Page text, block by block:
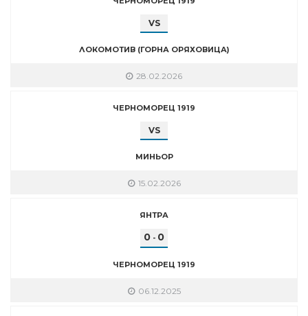
VS
ЛОКОМОТИВ (ГОРНА ОРЯХОВИЦА)
28.02.2026
ЧЕРНОМОРЕЦ 1919
VS
МИНЬОР
15.02.2026
ЯНТРА
0 - 0
ЧЕРНОМОРЕЦ 1919
06.12.2025